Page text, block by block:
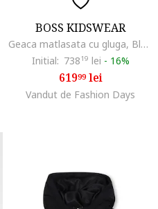
BOSS KIDSWEAR
Geaca matlasata cu gluga, Bleumarin
Initial: 73819 lei - 16%
61999lei
Vandut de Fashion Days